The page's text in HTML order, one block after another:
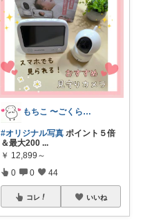
もちこ 〜ごくらく＆かわいい生活♪
#オリジナル写真 ポイント５倍
＆最大200 ...
￥ 12,899～
0 0 44
コレ いいね